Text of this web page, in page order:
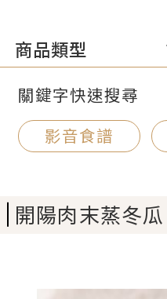
商品類型
關鍵字快速搜尋
影音食譜
開陽肉末蒸冬瓜